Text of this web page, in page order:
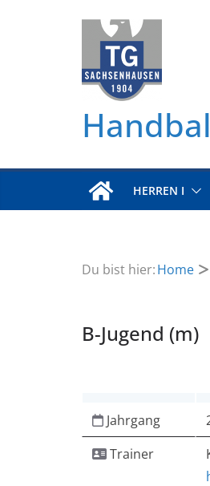
HERREN I
Du bist hier:Home
B-Jugend (m)
Jahrgang
Trainer